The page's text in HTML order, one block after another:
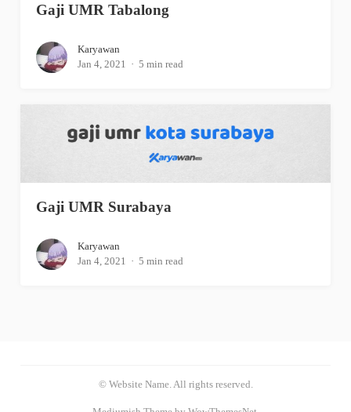
Gaji UMR Tabalong
Karyawan
Jan 4, 2021
5 min read
Gaji UMR Surabaya
Karyawan
Jan 4, 2021
5 min read
© Website Name. All rights reserved.